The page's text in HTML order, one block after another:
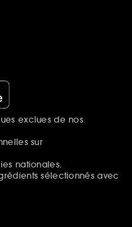
exclues de nos
sur
nationales.
sélectionnés avec